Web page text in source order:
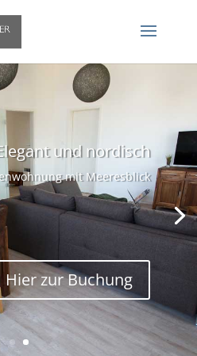
und nordisch
mit Meeresblick
Hier zur Buchung